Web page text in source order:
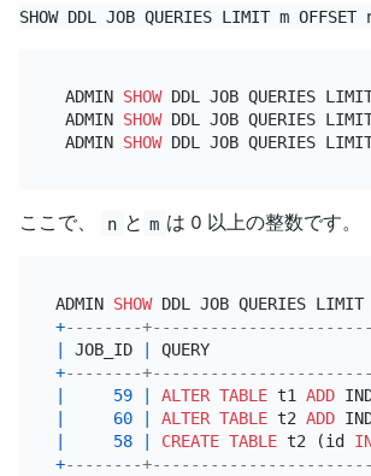
SHOW DDL JOB QUERIES LIMIT m OFFSET
ADMIN SHOW DDL JOB QUERIES
ADMIN SHOW DDL JOB QUERIES
ADMIN SHOW DDL JOB QUERIES
ここで、 n と m は 0 以上の整数です。
ADMIN SHOW DDL JOB QUERIES LIMIT
+--------
JOB_ID
+--------
59 ALTER TABLE t1 ADD
60 ALTER TABLE t2 ADD
58 CREATE TABLE t2 (id
+--------